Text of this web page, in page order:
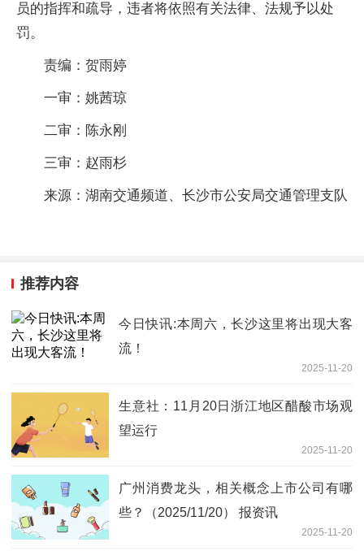
员的指挥和疏导，违者将依照有关法律、法规予以处
罚。
责编：贺雨婷
一审：姚茜琼
二审：陈永刚
三审：赵雨杉
来源：湖南交通频道、长沙市公安局交通管理支队
推荐内容
今日快讯:本周六，长沙这里将出现大客
流！
2025-11-20
生意社：11月20日浙江地区醋酸市场观
望运行
2025-11-20
广州消费龙头，相关概念上市公司有哪
些？（2025/11/20） 报资讯
2025-11-20